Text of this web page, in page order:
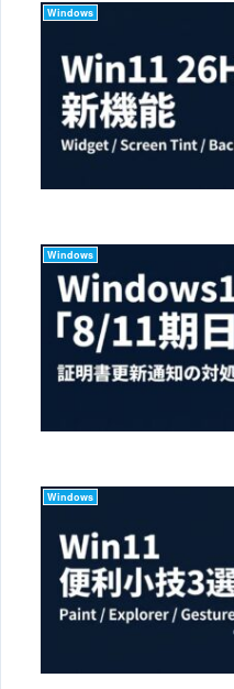
Windows
Windows
Windows